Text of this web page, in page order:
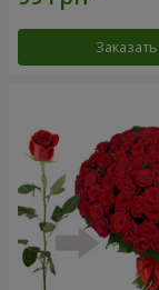
Заказать